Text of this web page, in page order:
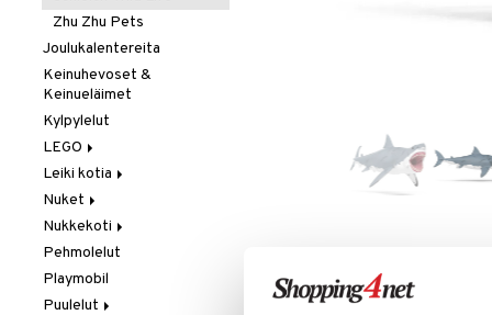
Zhu Zhu Pets
Joulukalentereita
Keinuhevoset &
Keinueläimet
Kylpylelut
LEGO
Botanicals
Fortnite
LEGO Bluey
LEGO City
LEGO Classic
LEGO Creator
Leiki kotia
Keittiö &
keittiötarvikkeet
Siivous
Nuket
Baby Born
Barbie
Cocomelon
Disney Prinsessat
Nukkekoti
Lundby
Lundby Tukholma
Muumi
Pehmolelut
Playmobil
Puulelut